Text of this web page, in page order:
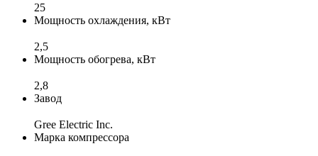
25
Мощность охлаждения, кВт
2,5
Мощность обогрева, кВт
2,8
Завод
Gree Electric Inc.
Марка компрессора